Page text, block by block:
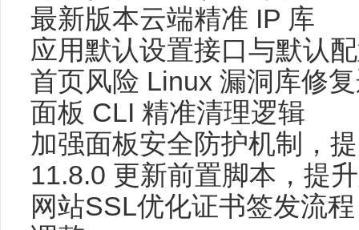
最新版本云端精准 IP 库
应用默认设置接口与默认
首页风险 Linux 漏洞库修
面板 CLI 精准清理逻辑
加强面板安全防护机制，
11.8.0 更新前置脚本，提
网站SSL优化证书签发流程